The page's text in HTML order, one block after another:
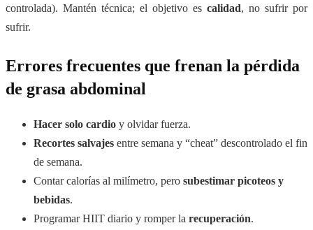
controlada). Mantén técnica; el objetivo es calidad, no sufrir por
sufrir.
Errores frecuentes que frenan la pérdida
de grasa abdominal
Hacer solo cardio y olvidar fuerza.
Recortes salvajes entre semana y “cheat” descontrolado el fin
de semana.
Contar calorías al milímetro, pero subestimar picoteos y
bebidas.
Programar HIIT diario y romper la recuperación.